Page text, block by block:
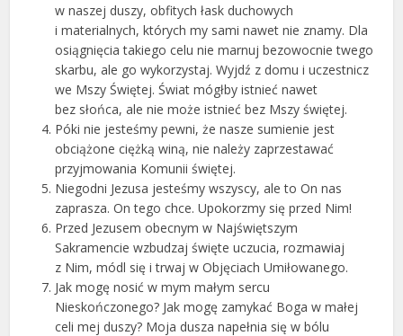
w naszej duszy, obfitych łask duchowych
i materialnych, których my sami nawet nie znamy. Dla
osiągnięcia takiego celu nie marnuj bezowocnie twego
skarbu, ale go wykorzystaj. Wyjdź z domu i uczestnicz
we Mszy Świętej. Świat mógłby istnieć nawet
bez słońca, ale nie może istnieć bez Mszy świętej.
Póki nie jesteśmy pewni, że nasze sumienie jest
obciążone ciężką winą, nie należy zaprzestawać
przyjmowania Komunii świętej.
Niegodni Jezusa jesteśmy wszyscy, ale to On nas
zaprasza. On tego chce. Upokorzmy się przed Nim!
Przed Jezusem obecnym w Najświętszym
Sakramencie wzbudzaj święte uczucia, rozmawiaj
z Nim, módl się i trwaj w Objęciach Umiłowanego.
Jak mogę nosić w mym małym sercu
Nieskończonego? Jak mogę zamykać Boga w małej
celi mej duszy? Moja dusza napełnia się w bólu